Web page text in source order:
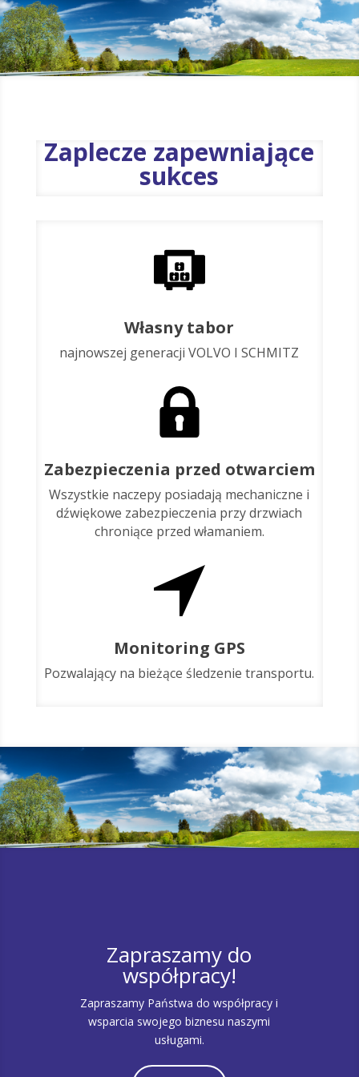
Zaplecze zapewniające
sukces
Własny tabor
najnowszej generacji VOLVO I SCHMITZ
Zabezpieczenia przed otwarciem
Wszystkie naczepy posiadają mechaniczne i
dźwiękowe zabezpieczenia przy drzwiach
chroniące przed włamaniem.
Monitoring GPS
Pozwalający na bieżące śledzenie transportu.
Zapraszamy do
współpracy!
Zapraszamy Państwa do współpracy i
wsparcia swojego biznesu naszymi
usługami.